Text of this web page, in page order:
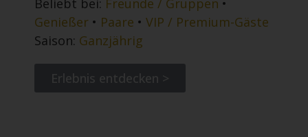
Beliebt bei: Freunde / Gruppen •
Genießer • Paare • VIP / Premium-Gäste
Saison: Ganzjährig
Erlebnis entdecken >